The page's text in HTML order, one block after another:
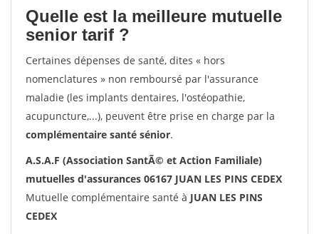
Quelle est la meilleure mutuelle
senior tarif ?
Certaines dépenses de santé, dites « hors
nomenclatures » non remboursé par l'assurance
maladie (les implants dentaires, l'ostéopathie,
acupuncture,...), peuvent être prise en charge par la
complémentaire santé sénior.
A.S.A.F (Association SantÃ© et Action Familiale)
mutuelles d'assurances 06167 JUAN LES PINS CEDEX
Mutuelle complémentaire santé à JUAN LES PINS
CEDEX